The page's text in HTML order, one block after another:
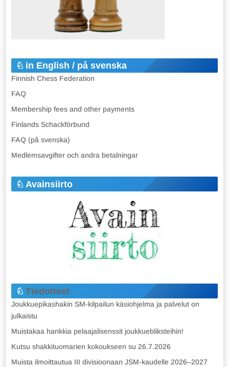
in English / på svenska
Finnish Chess Federation
FAQ
Membership fees and other payments
Finlands Schackförbund
FAQ (på svenska)
Medlemsavgifter och andra betalningar
Avainsiirto
Tiedotteet
Joukkuepikashakin SM-kilpailun käsiohjelma ja palvelut on
julkaistu
Muistakaa hankkia pelaajalisenssit joukkuebliksteihin!
Kutsu shakkituomarien kokoukseen su 26.7.2026
Muista ilmoittautua III divisioonaan JSM-kaudelle 2026–2027